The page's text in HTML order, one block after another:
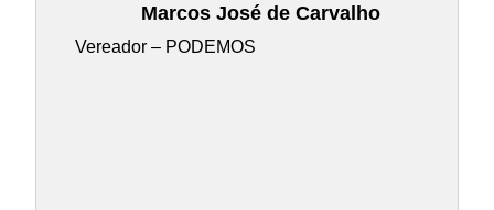
Marcos José de Carvalho
Vereador – PODEMOS